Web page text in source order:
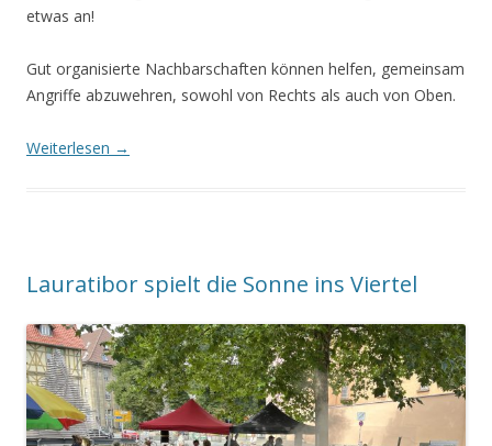
etwas an!
Gut organisierte Nachbarschaften können helfen, gemeinsam
Angriffe abzuwehren, sowohl von Rechts als auch von Oben.
Weiterlesen →
Lauratibor spielt die Sonne ins Viertel